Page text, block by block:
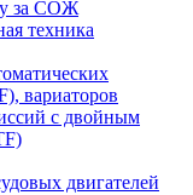
за СОЖ
техника
вариаторов
с двойным
двигателей